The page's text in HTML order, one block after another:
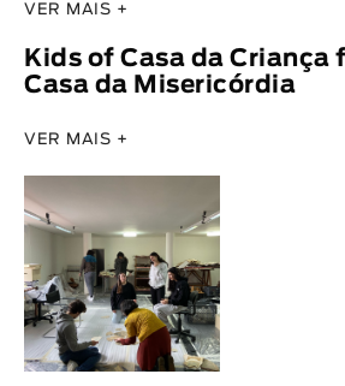
VER MAIS +
Kids of Casa da Criança
Casa da Misericórdia
VER MAIS +